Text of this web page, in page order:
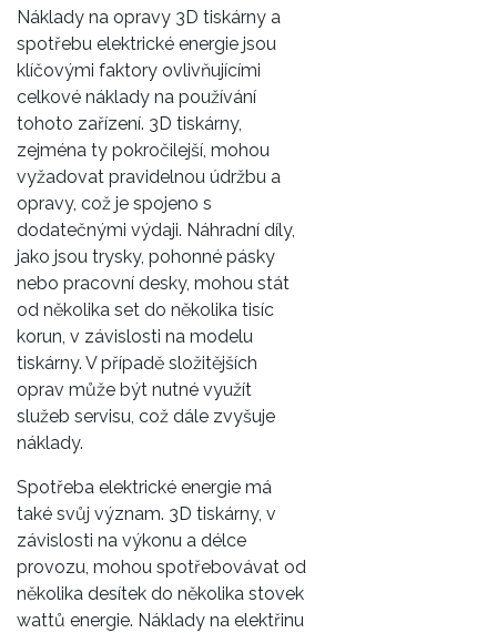
Náklady na opravy 3D tiskárny a
spotřebu elektrické energie jsou
klíčovými faktory ovlivňujícími
celkové náklady na používání
tohoto zařízení. 3D tiskárny,
zejména ty pokročilejší, mohou
vyžadovat pravidelnou údržbu a
opravy, což je spojeno s
dodatečnými výdaji. Náhradní díly,
jako jsou trysky, pohonné pásky
nebo pracovní desky, mohou stát
od několika set do několika tisíc
korun, v závislosti na modelu
tiskárny. V případě složitějších
oprav může být nutné využít
služeb servisu, což dále zvyšuje
náklady.
Spotřeba elektrické energie má
také svůj význam. 3D tiskárny, v
závislosti na výkonu a délce
provozu, mohou spotřebovávat od
několika desítek do několika stovek
wattů energie. Náklady na elektřinu